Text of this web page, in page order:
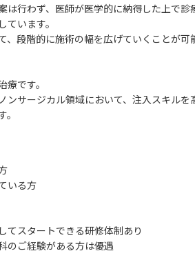
は行わず、医師が医学的に納得した上で診
います。
、段階的に施術の幅を広げていくことが可
です。
ンサージカル領域において、注入スキルを
いる方
てスタートできる研修体制あり
のご経験がある方は優遇